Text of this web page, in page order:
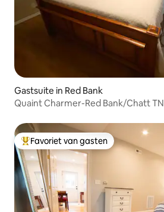
Gastsuite in Red Bank
Quaint Charmer-Red Bank/Chatt TN
Topfavoriet van gasten
Favoriet van gasten